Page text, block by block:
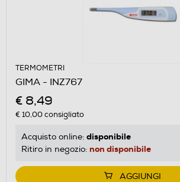
TERMOMETRI
GIMA - INZ767
€ 8,49
€ 10,00consigliato
Acquisto online: disponibile
Ritiro in negozio: non disponibile
AGGIUNGI